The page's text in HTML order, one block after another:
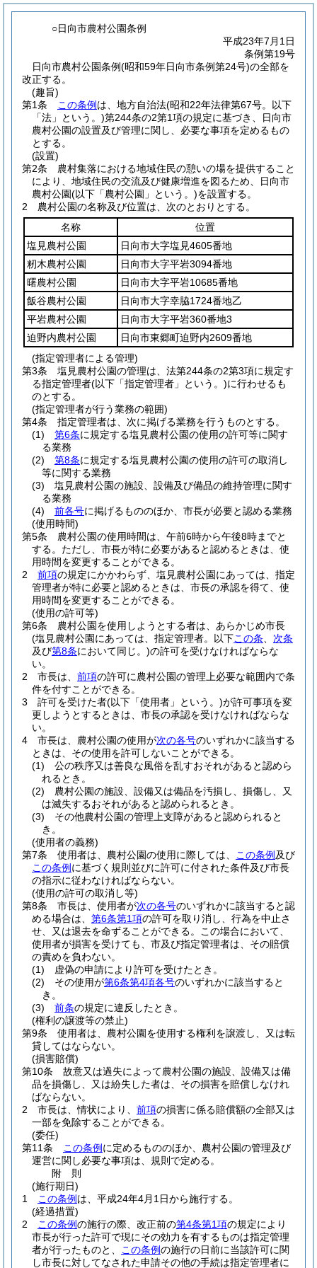
○日向市農村公園条例
平成23年7月1日
条例第19号
日向市農村公園条例(昭和59年日向市条例第24号)の全部を
改正する。
(趣旨)
第1条
この条例 は、地方自治法(昭和22年法律第67号。以下
「法」という。)第244条の2第1項の規定に基づき、日向市
農村公園の設置及び管理に関し、必要な事項を定めるもの
とする。
(設置)
第2条
農村集落における地域住民の憩いの場を提供すること
により、地域住民の交流及び健康増進を図るため、日向市
農村公園(以下「農村公園」という。)を設置する。
2
農村公園の名称及び位置は、次のとおりとする。
名称
位置
塩見農村公園
日向市大字塩見4605番地
籾木農村公園
日向市大字平岩3094番地
曙農村公園
日向市大字平岩10685番地
飯谷農村公園
日向市大字幸脇1724番地乙
平岩農村公園
日向市大字平岩360番地3
迫野内農村公園
日向市東郷町迫野内2609番地
(指定管理者による管理)
第3条
塩見農村公園の管理は、法第244条の2第3項に規定す
る指定管理者(以下「指定管理者」という。)に行わせるも
のとする。
(指定管理者が行う業務の範囲)
第4条
指定管理者は、次に掲げる業務を行うものとする。
(1)
第6条に規定する塩見農村公園の使用の許可等に関す
る業務
(2)
第8条に規定する塩見農村公園の使用の許可の取消し
等に関する業務
(3)
塩見農村公園の施設、設備及び備品の維持管理に関す
る業務
(4)
前各号に掲げるもののほか、市長が必要と認める業務
(使用時間)
第5条
農村公園の使用時間は、午前6時から午後8時までと
する。 ただし、市長が特に必要があると認めるときは、使
用時間を変更することができる。
2
前項の規定にかかわらず、塩見農村公園にあっては、指定
管理者が特に必要と認めるときは、市長の承認を得て、使
用時間を変更することができる。
(使用の許可等)
第6条
農村公園を使用しようとする者は、あらかじめ市長
(塩見農村公園にあっては、指定管理者。以下この条
次条
及び第8条において同じ。)の許可を受けなければならな
い。
2
市長は、 前項の許可に農村公園の管理上必要な範囲内で条
件を付すことができる。
3
許可を受けた者(以下「使用者」という。)が許可事項を変
更しようとするときは、市長の承認を受けなければならな
い。
4
市長は、農村公園の使用が次の各号のいずれかに該当する
ときは、その使用を許可しないことができる。
(1)
公の秩序又は善良な風俗を乱すおそれがあると認めら
れるとき。
(2)
農村公園の施設、設備又は備品を汚損し、損傷し、又
は滅失するおそれがあると認められるとき。
(3)
その他農村公園の管理上支障があると認められると
き。
(使用者の義務)
第7条
使用者は、農村公園の使用に際しては、 この条例 及び
この条例 に基づく規則並びに許可に付された条件及び市長
の指示に従わなければならない。
(使用の許可の取消し等)
第8条
市長は、使用者が次の各号のいずれかに該当すると認
める場合は、 第6条第1項の許可を取り消し、行為を中止さ
せ、又は退去を命ずることができる。
この場合において、
使用者が損害を受けても、市及び指定管理者は、その賠償
の責めを負わない。
(1)
虚偽の申請により許可を受けたとき。
(2)
その使用が第6条第4項各号のいずれかに該当すると
き。
(3)
前条の規定に違反したとき。
(権利の譲渡等の禁止)
第9条
使用者は、農村公園を使用する権利を譲渡し、又は転
貸してはならない。
(損害賠償)
第10条
故意又は過失によって農村公園の施設、設備又は備
品を損傷し、又は紛失した者は、その損害を賠償しなけれ
ばならない。
2
市長は、情状により、 前項の損害に係る賠償額の全部又は
一部を免除することができる。
(委任)
第11条
この条例 に定めるもののほか、農村公園の管理及び
運営に関し必要な事項は、規則で定める。
附 則
(施行期日)
1
この条例 は、平成24年4月1日から施行する。
(経過措置)
2
この条例の施行の際、改正前の第4条第1項の規定により
市長が行った許可で現にその効力を有するものは指定管理
者が行ったものと、
この条例の施行の日前に当該許可に関
し市長に対してなされた申請その他の手続は指定管理者に